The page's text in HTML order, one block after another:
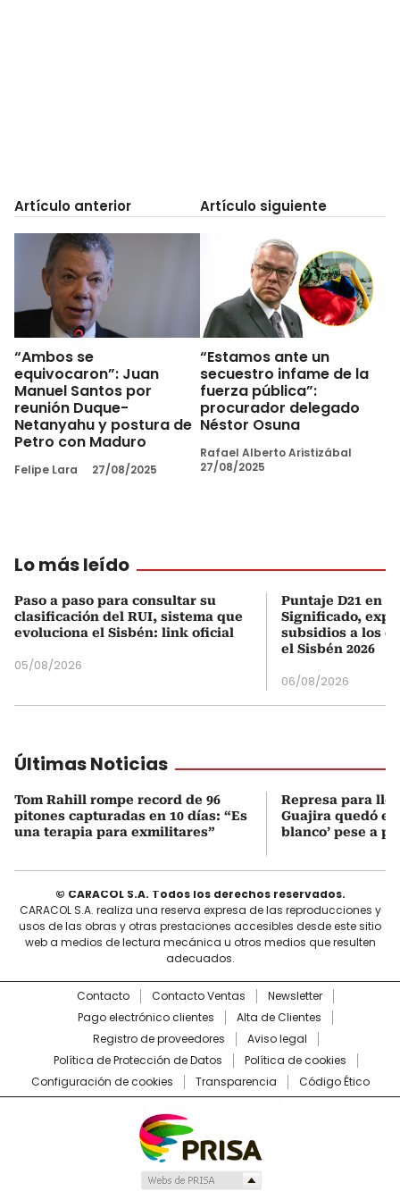
Artículo anterior
“Ambos se
equivocaron”: Juan
Manuel Santos por
reunión Duque-
Netanyahu y postura de
Petro con Maduro
Felipe Lara 27/08/2025
Artículo siguiente
“Estamos ante un
secuestro infame de la
fuerza pública”:
procurador delegado
Néstor Osuna
Rafael Alberto Aristizábal
27/08/2025
Lo más leído
Paso a paso para consultar su
clasificación del RUI, sistema que
evoluciona el Sisbén: link oficial
05/08/2026
Puntaje D21 en
Significado,
subsidios a los
el Sisbén 2026
06/08/2026
Últimas Noticias
Tom Rahill rompe record de 96
pitones capturadas en 10 días: “Es
una terapia para exmilitares”
Represa para
Guajira quedó en
blanco’ pese a
© CARACOL S.A. Todos los derechos reservados.
CARACOL S.A. realiza una reserva expresa de las reproducciones y
usos de las obras y otras prestaciones accesibles desde este sitio
web a medios de lectura mecánica u otros medios que resulten
adecuados.
Contacto Contacto Ventas
Newsletter
Pago electrónico clientes
Alta de Clientes
Registro de proveedores
Aviso legal
Política de Protección de Datos
Política de cookies
Configuración de cookies
Transparencia Código Ético